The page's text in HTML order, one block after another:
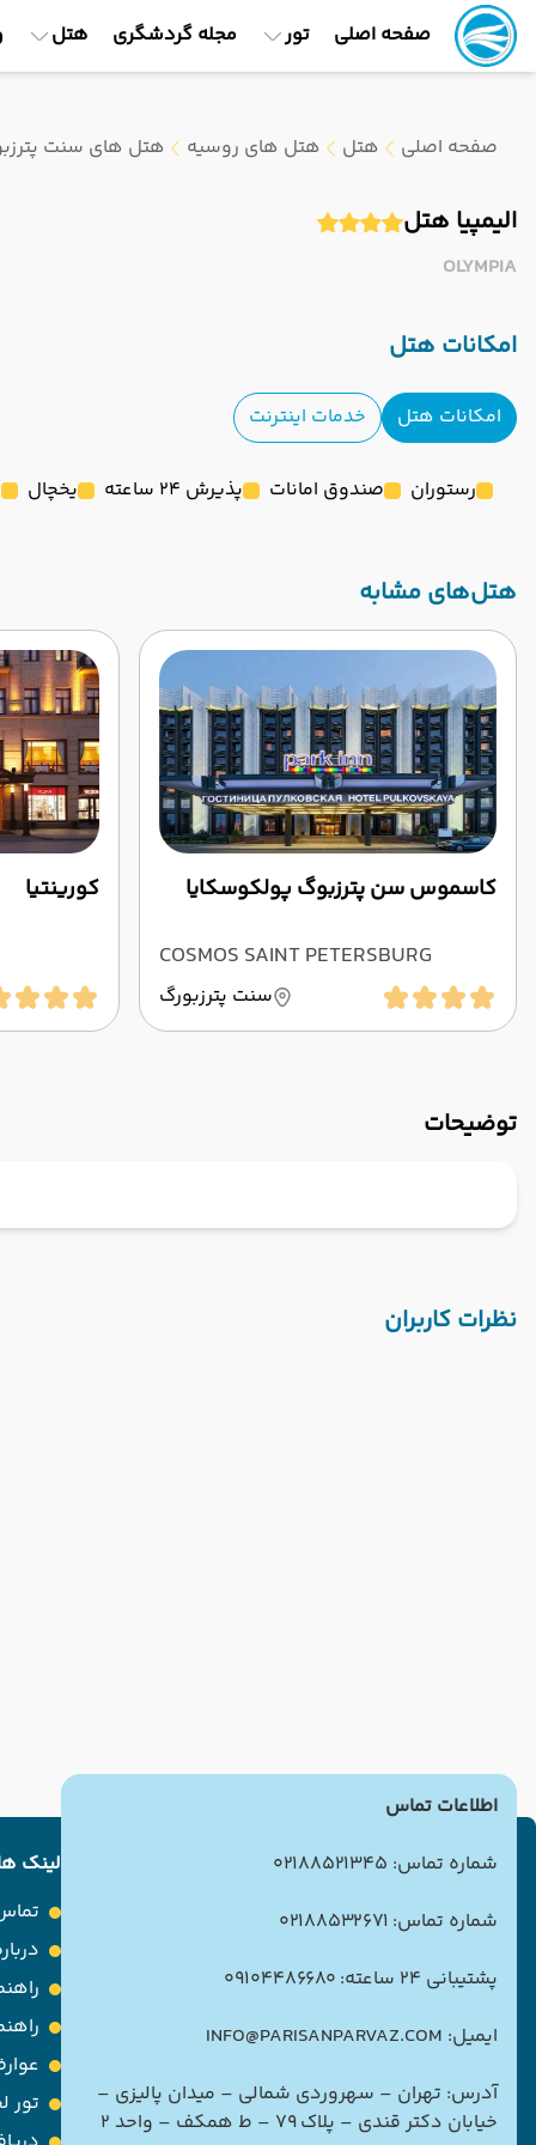
صفحه اصلی تور مجله گردشگری هتل
صفحه اصلی هتل هتل های روسیه هتل های سنت
الیمپیا هتل
OLYMPIA
امکانات هتل
امکانات هتل خدمات اینترنت
رستوران صندوق امانات پذیرش 24 ساعته یخچال
‌هتل‌های مشابه
کاسموس سن پترزبوگ پولکوسکایا
COSMOS SAINT PETERSBURG
PULKOVSKAYA
سنت پترزبورگ
کورینتیا
توضیحات
نظرات کاربران
اطلاعات تماس
شماره تماس: 02188521345
شماره تماس: 02188532671
پشتیبانی 24 ساعته: 09104486680
ایمیل: INFO@PARISANPARVAZ.COM
آدرس: تهران – سهروردی شمالی – میدان پالیزی –
خیابان دکتر قندی – پلاک ۷۹ – ط همکف – واحد ۲
لینک
تور